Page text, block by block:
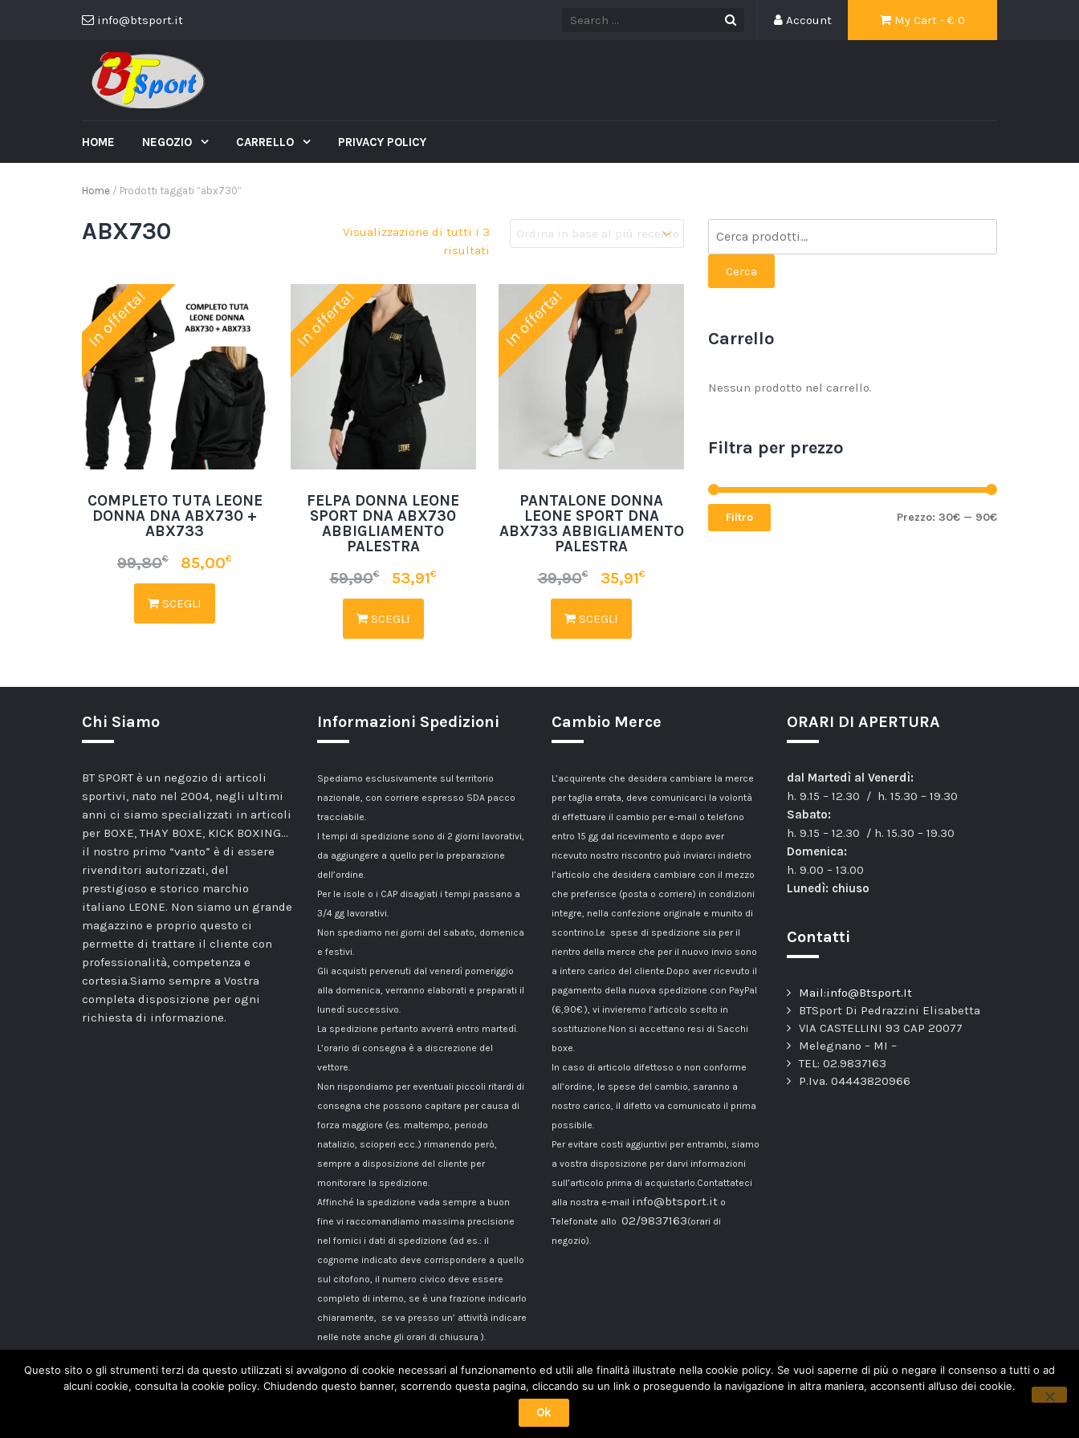
info@btsport.it My Cart - € 0
Account
HOME NEGOZIO CARRELLO PRIVACY POLICY
Home / Prodotti taggati “abx730”
ABX730
Visualizzazione di tutti i 3
risultati
In offerta!
COMPLETO TUTA LEONE
DONNA DNA ABX730 +
ABX733
99,80€ 85,00€
SCEGLI
In offerta!
FELPA DONNA LEONE
SPORT DNA ABX730
ABBIGLIAMENTO
PALESTRA
59,90€ 53,91€
SCEGLI
In offerta!
PANTALONE DONNA
LEONE SPORT DNA
ABX733 ABBIGLIAMENTO
PALESTRA
39,90€ 35,91€
SCEGLI
Cerca
Carrello
Nessun prodotto nel carrello.
Filtra per prezzo
Filtro Prezzo: 30€ — 90€
Chi Siamo
BT SPORT è un negozio di articoli
sportivi, nato nel 2004, negli ultimi
anni ci siamo specializzati in articoli
per BOXE, THAY BOXE, KICK BOXING…
il nostro primo “vanto” è di essere
rivenditori autorizzati, del
prestigioso e storico marchio
italiano LEONE. Non siamo un grande
magazzino e proprio questo ci
permette di trattare il cliente con
professionalità, competenza e
cortesia.Siamo sempre a Vostra
completa disposizione per ogni
richiesta di informazione.
Informazioni Spedizioni
Spediamo esclusivamente sul territorio
nazionale, con corriere espresso SDA pacco
tracciabile.
I tempi di spedizione sono di 2 giorni lavorativi,
da aggiungere a quello per la preparazione
dell’ordine.
Per le isole o i CAP disagiati i tempi passano a
3/4 gg lavorativi.
Non spediamo nei giorni del sabato, domenica
e festivi.
Gli acquisti pervenuti dal venerdì pomeriggio
alla domenica, verranno elaborati e preparati il
lunedì successivo.
La spedizione pertanto avverrà entro martedì.
L’orario di consegna è a discrezione del
vettore.
Non rispondiamo per eventuali piccoli ritardi di
consegna che possono capitare per causa di
forza maggiore (es. maltempo, periodo
natalizio, scioperi ecc..) rimanendo però,
sempre a disposizione del cliente per
monitorare la spedizione.
Affinché la spedizione vada sempre a buon
fine vi raccomandiamo massima precisione
nel fornici i dati di spedizione (ad es.: il
cognome indicato deve corrispondere a quello
sul citofono, il numero civico deve essere
completo di interno, se è una frazione indicarlo
chiaramente, se va presso un’ attività indicare
nelle note anche gli orari di chiusura ).
Cambio Merce
L’acquirente che desidera cambiare la merce
per taglia errata, deve comunicarci la volontà
di effettuare il cambio per e-mail o telefono
entro 15 gg dal ricevimento e dopo aver
ricevuto nostro riscontro può inviarci indietro
l’articolo che desidera cambiare con il mezzo
che preferisce (posta o corriere) in condizioni
integre, nella confezione originale e munito di
scontrino.Le spese di spedizione sia per il
rientro della merce che per il nuovo invio sono
a intero carico del cliente.Dopo aver ricevuto il
pagamento della nuova spedizione con PayPal
(6,90€ ), vi invieremo l’articolo scelto in
sostituzione.Non si accettano resi di Sacchi
boxe.
In caso di articolo difettoso o non conforme
all’ordine, le spese del cambio, saranno a
nostro carico, il difetto va comunicato il prima
possibile.
Per evitare costi aggiuntivi per entrambi, siamo
a vostra disposizione per darvi informazioni
sull’articolo prima di acquistarlo.Contattateci
alla nostra e-mail info@btsport.it o
Telefonate allo 02/9837163(orari di
negozio).
ORARI DI APERTURA
dal Martedì al Venerdì:
h. 9.15 – 12.30 / h. 15.30 – 19.30
Sabato:
h. 9.15 – 12.30 / h. 15.30 – 19.30
Domenica:
h. 9.00 – 13.00
Lunedì: chiuso
Contatti
Mail:info@Btsport.It
BTSport Di Pedrazzini Elisabetta
VIA CASTELLINI 93 CAP 20077
Melegnano – MI –
TEL: 02.9837163
P.Iva. 04443820966
Questo sito o gli strumenti terzi da questo utilizzati si avvalgono di cookie necessari al funzionamento ed utili alle finalità illustrate nella cookie policy. Se vuoi saperne di più o negare il consenso a tutti o ad
alcuni cookie, consulta la cookie policy. Chiudendo questo banner, scorrendo questa pagina, cliccando su un link o proseguendo la navigazione in altra maniera, acconsenti all’uso dei cookie.
Ok